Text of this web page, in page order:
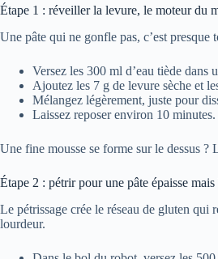
Étape 1 : réveiller la levure, le moteur du
Une pâte qui ne gonfle pas, c’est
Versez les 300 ml d’eau tiède dans
Ajoutez les 7 g de levure sèche et
Mélangez légèrement, juste pour
Laissez reposer environ 10 minutes.
Une fine mousse se forme sur le dessus
Étape 2 : pétrir pour une pâte épaisse mais
Le pétrissage crée le réseau de gluten qui
lourdeur.